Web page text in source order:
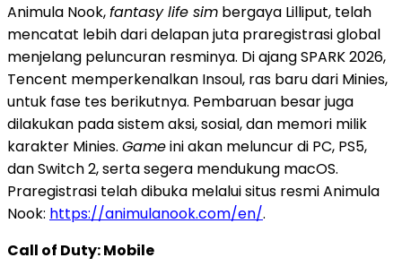
Animula Nook,fantasy life sim bergaya Lilliput, telah
mencatat lebih dari delapan juta praregistrasi global
menjelang peluncuran resminya. Di ajang SPARK 2026,
Tencent memperkenalkan Insoul, ras baru dari Minies,
untuk fase tes berikutnya. Pembaruan besar juga
dilakukan pada sistem aksi, sosial, dan memori milik
karakter Minies. Gameini akan meluncur di PC, PS5,
dan Switch 2, serta segera mendukung macOS.
Praregistrasi telah dibuka melalui situs resmi Animula
Nook: https://animulanook.com/en/.
Call of Duty: Mobile